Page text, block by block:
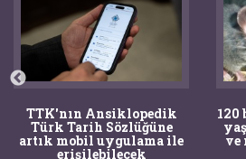
TTK'nın Ansiklopedik
Türk Tarih Sözlüğüne
artık mobil uygulama ile
erişilebilecek
ve